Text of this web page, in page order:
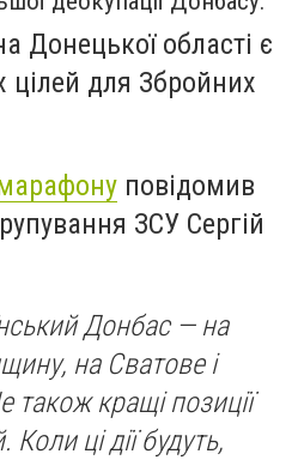
Донецької області є
цілей для Збройних
повідомив
ЗСУ Сергій
Донбас — на
на Сватове і
також кращі позиції
ці дії будуть,